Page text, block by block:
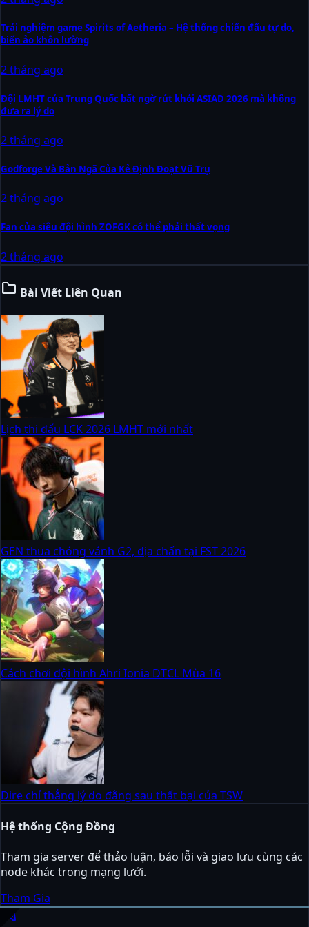
Trải nghiệm game Spirits of Aetheria – Hệ thống chiến đấu tự do,
biến ảo khôn lường
2 tháng ago
Đội LMHT của Trung Quốc bất ngờ rút khỏi ASIAD 2026 mà không
đưa ra lý do
2 tháng ago
Godforge Và Bản Ngã Của Kẻ Định Đoạt Vũ Trụ
2 tháng ago
Fan của siêu đội hình ZOFGK có thể phải thất vọng
2 tháng ago
folder Bài Viết Liên Quan
Lịch thi đấu LCK 2026 LMHT mới nhất
GEN thua chóng vánh G2, địa chấn tại FST 2026
Cách chơi đội hình Ahri Ionia DTCL Mùa 16
Dire chỉ thẳng lý do đằng sau thất bại của TSW
Hệ thống Cộng Đồng
Tham gia server để thảo luận, báo lỗi và giao lưu cùng các
node khác trong mạng lưới.
Tham Gia
sports_esports